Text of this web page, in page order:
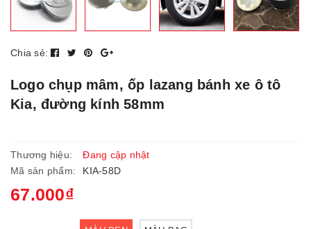
Chia sẻ:
Logo chụp mâm, ốp lazang bánh xe ô tô
Kia, đường kính 58mm
Thương hiệu:
Đang cập nhật
Mã sản phẩm:
KIA-58D
67.000₫